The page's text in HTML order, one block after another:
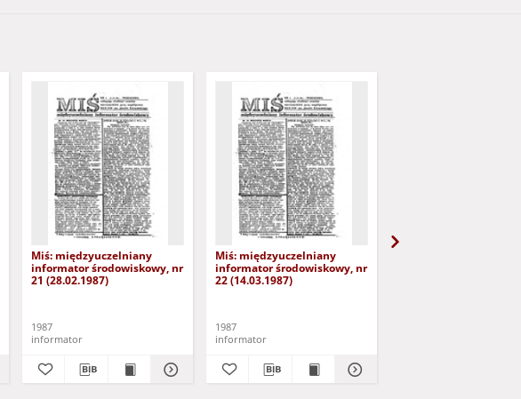
Miś: międzyuczelniany
informator środowiskowy, nr
21 (28.02.1987)
1987
informator
Miś: międzyuczelniany
informator środowiskowy, nr
22 (14.03.1987)
1987
informator